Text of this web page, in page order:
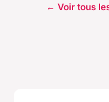
← Voir tous